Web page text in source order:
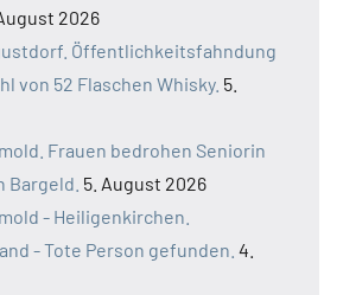
2026
Öffentlichkeitsfahndung
von 52 Flaschen Whisky. 5.
Frauen bedrohen Seniorin
Bargeld. 5. August 2026
- Heiligenkirchen.
- Tote Person gefunden. 4.